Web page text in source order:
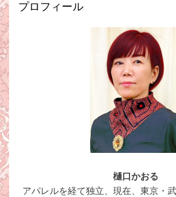
プロフィール
樋口かおる
アパレルを経て独立、現在、東京・